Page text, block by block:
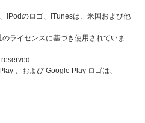
iPodのロゴ、iTunesは、米国および他
ライセンスに基づき使用されていま
reserved.
、および Google Play ロゴは、